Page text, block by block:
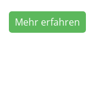
Mehr erfahren